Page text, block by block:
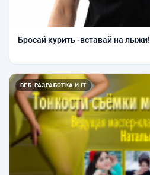
Бросай курить -вставай на лыжи!
ВЕБ-РАЗРАБОТКА И IT